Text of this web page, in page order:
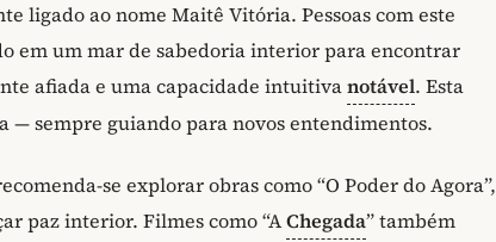
ligado ao nome Maitê Vitória. Pessoas com este
em um mar de sabedoria interior para encontrar
afiada e uma capacidade intuitivanotável. Esta
— sempre guiando para novos entendimentos.
se explorar obras como “O Poder do Agora”,
paz interior. Filmes como “AChegada” também